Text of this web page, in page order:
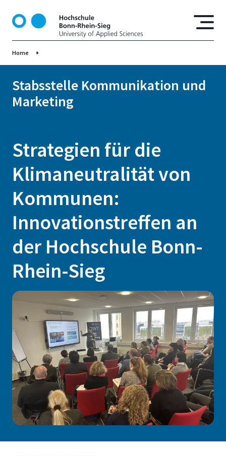
t
Home
Stabsstelle Kommunikation und
Marketing
Strategien für die
Klimaneutralität von
Kommunen:
Innovationstreffen an
der Hochschule Bonn-
Rhein-Sieg